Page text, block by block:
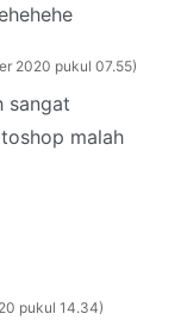
2020 pukul 07.55
sangat
malah
pukul 14.34